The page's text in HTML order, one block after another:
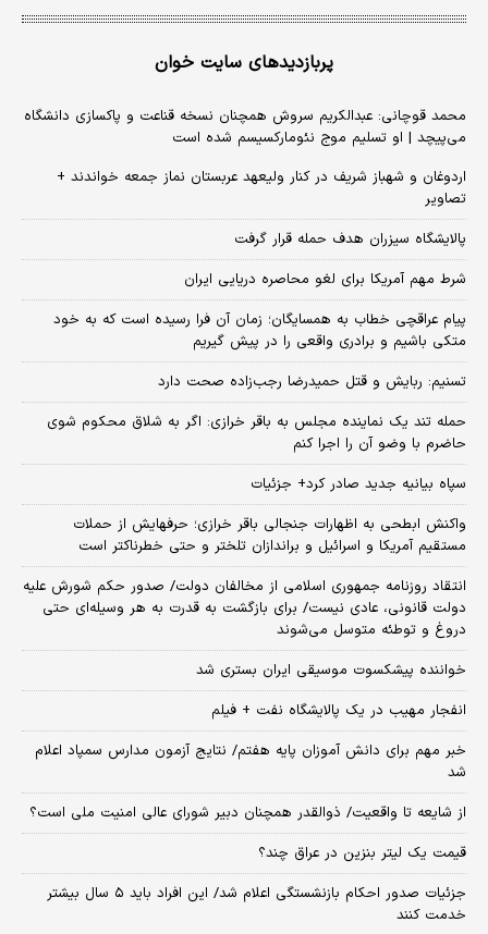
پربازدیدهای سایت خوان
محمد قوچانی: عبدالکریم سروش همچنان نسخه قناعت و پاکسازی دانشگاه
می‌پیچد | او تسلیم موج نئومارکسیسم شده است
اردوغان و شهباز شریف در کنار ولیعهد عربستان نماز جمعه خواندند +
تصاویر
پالایشگاه سیزران هدف حمله قرار گرفت
شرط مهم آمریکا برای لغو محاصره دریایی ایران
پیام عراقچی خطاب به همسایگان؛ زمان آن فرا رسیده است که به خود
متکی باشیم و برادری واقعی را در پیش گیریم
تسنیم: ربایش و قتل حمیدرضا رجب‌زاده صحت دارد
حمله تند یک نماینده مجلس به باقر خرازی: اگر به شلاق محکوم شوی
حاضرم با وضو آن را اجرا کنم
سپاه بیانیه جدید صادر کرد+ جزئیات
واکنش ابطحی به اظهارات جنجالی باقر خرازی؛ حرفهایش از حملات
مستقیم آمریکا و اسرائیل و براندازان تلختر و حتی خطرناکتر است
انتقاد روزنامه جمهوری اسلامی از مخالفان دولت/ صدور حکم شورش علیه
دولت قانونی، عادی نیست/ برای بازگشت به قدرت به هر وسیله‌ای حتی
دروغ و توطئه متوسل می‌شوند
خواننده پیشکسوت موسیقی ایران بستری شد
انفجار مهیب در یک پالایشگاه نفت + فیلم
خبر مهم برای دانش آموزان پایه هفتم/ نتایج آزمون مدارس سمپاد اعلام
شد
از شایعه تا واقعیت/ ذوالقدر همچنان دبیر شورای ‌عالی امنیت ملی است؟
قیمت یک لیتر بنزین در عراق چند؟
جزئیات صدور احکام بازنشستگی اعلام شد/ این افراد باید ۵ سال بیشتر
خدمت کنند